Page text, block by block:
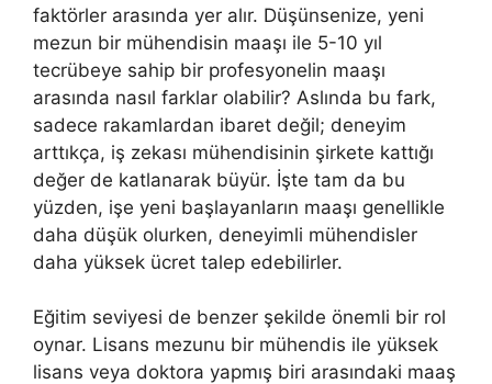
faktörler arasında yer alır. Düşünsenize, yeni
mezun bir mühendisin maaşı ile 5-10 yıl
tecrübeye sahip bir profesyonelin maaşı
arasında nasıl farklar olabilir? Aslında bu fark,
sadece rakamlardan ibaret değil; deneyim
arttıkça, iş zekası mühendisinin şirkete kattığı
değer de katlanarak büyür. İşte tam da bu
yüzden, işe yeni başlayanların maaşı genellikle
daha düşük olurken, deneyimli mühendisler
daha yüksek ücret talep edebilirler.
Eğitim seviyesi de benzer şekilde önemli bir rol
oynar. Lisans mezunu bir mühendis ile yüksek
lisans veya doktora yapmış biri arasındaki maaş